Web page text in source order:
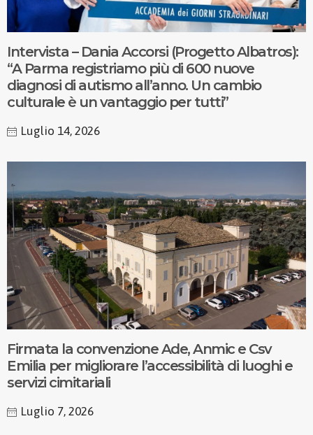
Intervista – Dania Accorsi (Progetto Albatros):
“A Parma registriamo più di 600 nuove
diagnosi di autismo all’anno. Un cambio
culturale è un vantaggio per tutti”
Luglio 14, 2026
Firmata la convenzione Ade, Anmic e Csv
Emilia per migliorare l’accessibilità di luoghi e
servizi cimitariali
Luglio 7, 2026